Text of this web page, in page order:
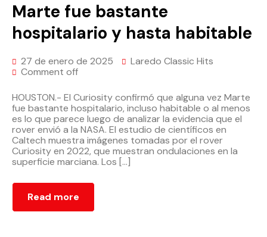
Marte fue bastante
hospitalario y hasta habitable
27 de enero de 2025
Laredo Classic Hits
Comment off
HOUSTON.- El Curiosity confirmó que alguna vez Marte
fue bastante hospitalario, incluso habitable o al menos
es lo que parece luego de analizar la evidencia que el
rover envió a la NASA. El estudio de científicos en
Caltech muestra imágenes tomadas por el rover
Curiosity en 2022, que muestran ondulaciones en la
superficie marciana. Los […]
Read more